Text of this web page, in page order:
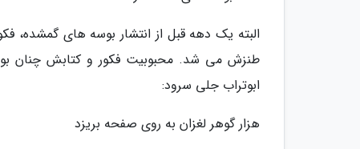
طنزش می شد. محبوبیت فکور و کتابش چنان بود
ابوتراب جلی سرود:
هزار گوهر لغزان به روی صفحه بریزد